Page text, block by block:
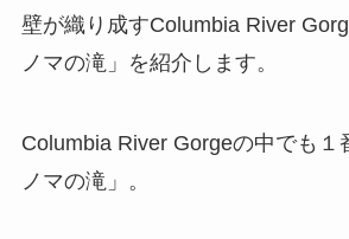
壁が織り成すColumbia River
ノマの滝」を紹介します。
Columbia River Gorgeの中でも１
ノマの滝」。